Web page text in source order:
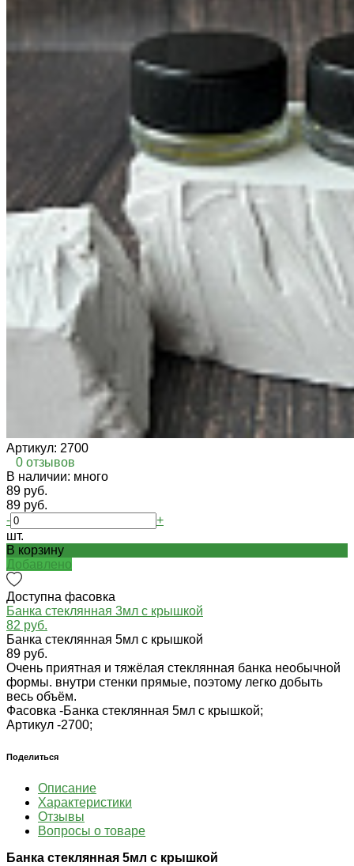
Артикул: 2700
0 отзывов
В наличии: много
89 руб.
89 руб.
-
+
шт.
В корзину
Добавлено
Доступна фасовка
Банка стеклянная 3мл с крышкой
82 руб.
Банка стеклянная 5мл с крышкой
89 руб.
Очень приятная и тяжёлая стеклянная банка необычной
формы. внутри стенки прямые, поэтому легко добыть
весь объём.
Фасовка -Банка стеклянная 5мл с крышкой;
Артикул -2700;
Поделиться
Описание
Характеристики
Отзывы
Вопросы о товаре
Банка стеклянная 5мл с крышкой